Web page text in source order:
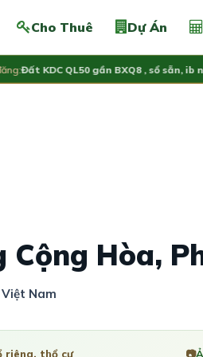
Cho Thuê Dự Án
KDC QL50 gần BXQ8 , sổ sẵn, ib ngay
Hòa,
Nam
riêng, thổ cư 📷